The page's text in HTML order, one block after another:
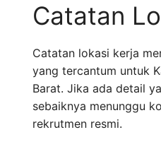
Catatan
Catatan lokasi kerja
yang tercantum untuk
Barat. Jika ada detail
sebaiknya menunggu
rekrutmen resmi.